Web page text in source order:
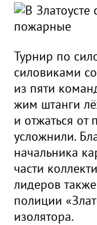
Турнир по
силовиками
из пяти
жим штанги
и отжаться от
усложнили.
начальника
части
лидеров
полиции
изолятора.